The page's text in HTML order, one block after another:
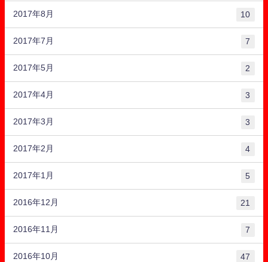
2017年8月 10
2017年7月 7
2017年5月 2
2017年4月 3
2017年3月 3
2017年2月 4
2017年1月 5
2016年12月 21
2016年11月 7
2016年10月 47